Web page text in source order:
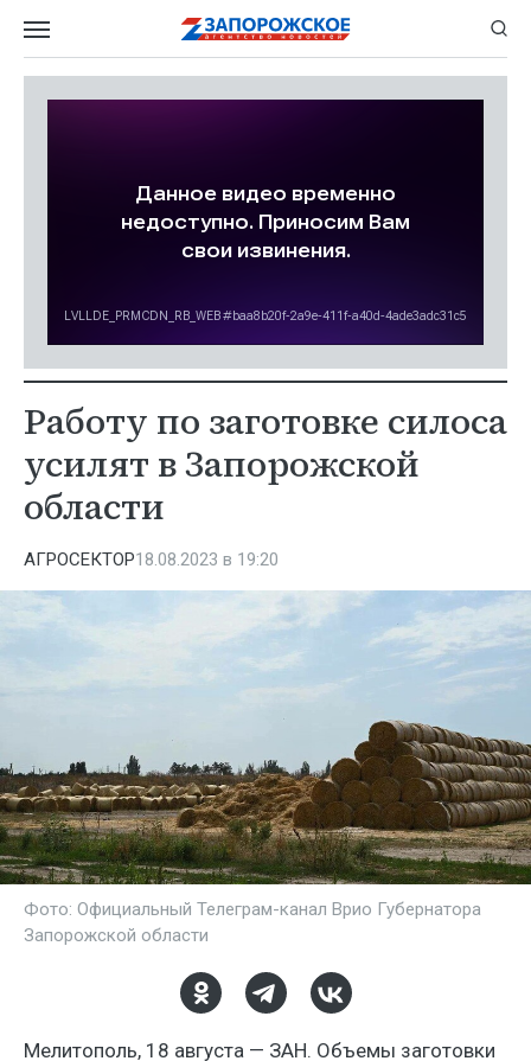
Работу по заготовке силоса
усилят в Запорожской
области
АГРОСЕКТОР18.08.2023 в 19:20
Фото: Официальный Телеграм-канал Врио Губернатора
Запорожской области
Мелитополь, 18 августа — ЗАН. Объемы заготовки